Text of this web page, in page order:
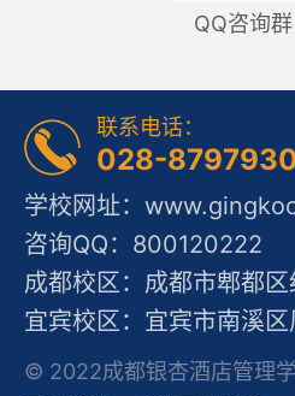
QQ咨询群
联系电话：
028-
学校网址：
咨询QQ：800120222
成都校区：成都市郫都
宜宾校区：宜宾市南溪
© 2022成都银杏酒店管理